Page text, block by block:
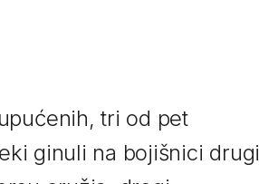
tri od pet
ginuli na bojišnici drugi